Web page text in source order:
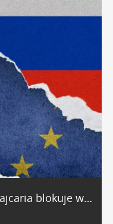
Zegarkowe embargo – Szwajcaria blokuje wysyłkę do Rosji